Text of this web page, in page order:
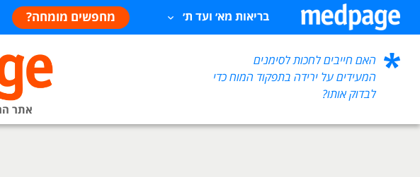
בריאות מא׳ ועד ת׳ מחפשים מומחה?
האם חייבים לחכות לסימנים
המעידים על ירידה בתפקוד המוח כדי
לבדוק אותו?
אתר